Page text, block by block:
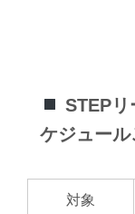
STEPリ
ケジュール
対象